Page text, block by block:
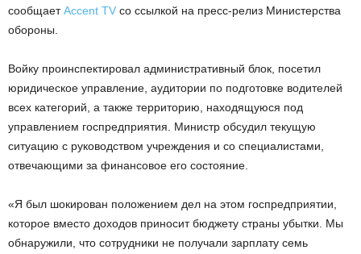
сообщаетAccent TV со ссылкой на пресс-релиз Министерства
обороны.
Войку проинспектировал административный блок, посетил
юридическое управление, аудитории по подготовке водителей
всех категорий, а также территорию, находящуюся под
управлением госпредприятия. Министр обсудил текущую
ситуацию с руководством учреждения и со специалистами,
отвечающими за финансовое его состояние.
«Я был шокирован положением дел на этом госпредприятии,
которое вместо доходов приносит бюджету страны убытки. Мы
обнаружили, что сотрудники не получали зарплату семь